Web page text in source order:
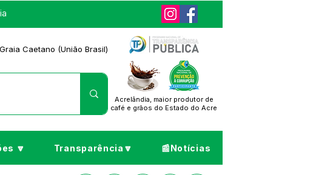
Graia Caetano (União Brasil)
Acrelândia, maior produtor de
café e grãos do Estado do Acre
🔽 Transparência🔽 📰Notícias